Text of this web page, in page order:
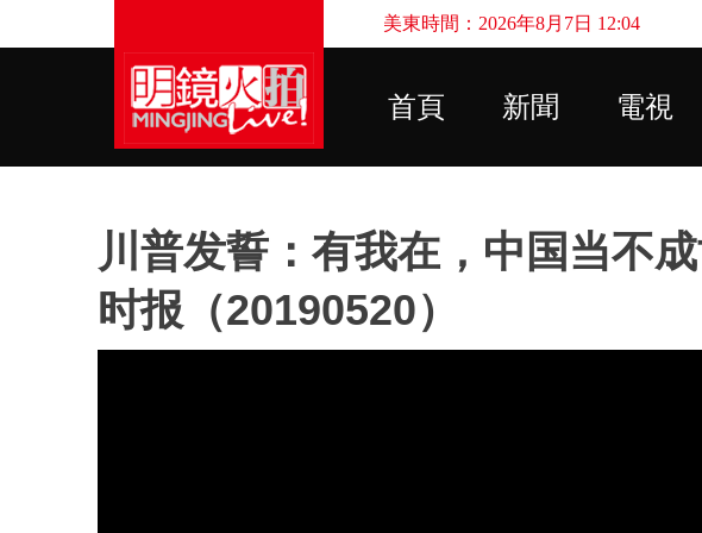
美東時間：2026年8月7日 12:04
首頁 新聞 電視
川普发誓：有我在，中国当不
时报（20190520）